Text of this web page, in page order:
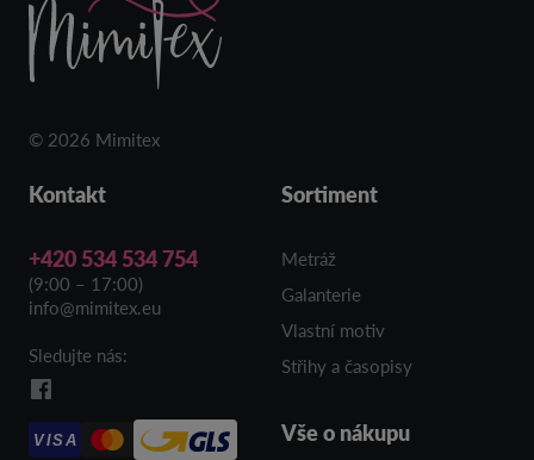
© 2026 Mimitex
Kontakt
+420 534 534 754
(9:00 – 17:00)
info@mimitex.eu
Sledujte nás:
VISA
Sortiment
Metráž
Galanterie
Vlastní motiv
Střihy a časopisy
Vše o nákupu